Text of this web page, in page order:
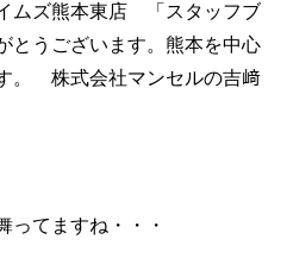
ムズ熊本東店 「スタッフブ
とうございます。熊本を中心
。 株式会社マンセルの吉﨑
ってますね・・・